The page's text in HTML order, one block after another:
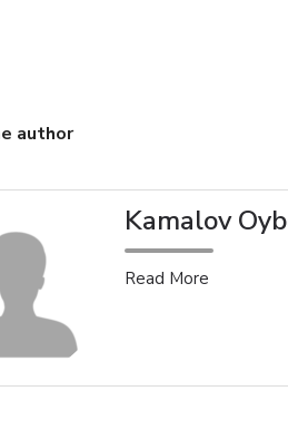
author
Kamalov
Read More